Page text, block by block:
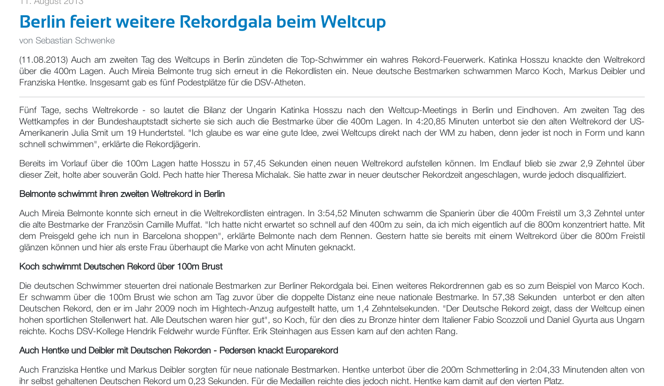
Berlin feiert weitere Rekordgala beim Weltcup
von Sebastian Schwenke
(11.08.2013) Auch am zweiten Tag des Weltcups in Berlin zündeten die Top-Schwimmer ein wahres Rekord-Feuerwerk. Katinka Hosszu knackte den Weltrekord
über die 400m Lagen. Auch Mireia Belmonte trug sich erneut in die Rekordlisten ein. Neue deutsche Bestmarken schwammen Marco Koch, Markus Deibler und
Franziska Hentke. Insgesamt gab es fünf Podestplätze für die DSV-Atheten.
Fünf Tage, sechs Weltrekorde - so lautet die Bilanz der Ungarin Katinka Hosszu nach den Weltcup-Meetings in Berlin und Eindhoven. Am zweiten Tag des
Wettkampfes in der Bundeshauptstadt sicherte sie sich auch die Bestmarke über die 400m Lagen. In 4:20,85 Minuten unterbot sie den alten Weltrekord der US-
Amerikanerin Julia Smit um 19 Hundertstel. "Ich glaube es war eine gute Idee, zwei Weltcups direkt nach der WM zu haben, denn jeder ist noch in Form und kann
schnell schwimmen", erklärte die Rekordjägerin.
Bereits im Vorlauf über die 100m Lagen hatte Hosszu in 57,45 Sekunden einen neuen Weltrekord aufstellen können. Im Endlauf blieb sie zwar 2,9 Zehntel über
dieser Zeit, holte aber souverän Gold. Pech hatte hier Theresa Michalak. Sie hatte zwar in neuer deutscher Rekordzeit angeschlagen, wurde jedoch disqualifiziert.
Belmonte schwimmt ihren zweiten Weltrekord in Berlin
Auch Mireia Belmonte konnte sich erneut in die Weltrekordlisten eintragen. In 3:54,52 Minuten schwamm die Spanierin über die 400m Freistil um 3,3 Zehntel unter
die alte Bestmarke der Französin Camille Muffat. "Ich hatte nicht erwartet so schnell auf den 400m zu sein, da ich mich eigentlich auf die 800m konzentriert hatte. Mit
dem Preisgeld gehe ich nun in Barcelona shoppen", erklärte Belmonte nach dem Rennen. Gestern hatte sie bereits mit einem Weltrekord über die 800m Freistil
glänzen können und hier als erste Frau überhaupt die Marke von acht Minuten geknackt.
Koch schwimmt Deutschen Rekord über 100m Brust
Die deutschen Schwimmer steuerten drei nationale Bestmarken zur Berliner Rekordgala bei. Einen weiteres Rekordrennen gab es so zum Beispiel von Marco Koch.
Er schwamm über die 100m Brust wie schon am Tag zuvor über die doppelte Distanz eine neue nationale Bestmarke. In 57,38 Sekunden unterbot er den alten
Deutschen Rekord, den er im Jahr 2009 noch im Hightech-Anzug aufgestellt hatte, um 1,4 Zehntelsekunden. "Der Deutsche Rekord zeigt, dass der Weltcup einen
hohen sportlichen Stellenwert hat. Alle Deutschen waren hier gut", so Koch, für den dies zu Bronze hinter dem Italiener Fabio Scozzoli und Daniel Gyurta aus Ungarn
reichte. Kochs DSV-Kollege Hendrik Feldwehr wurde Fünfter. Erik Steinhagen aus Essen kam auf den achten Rang.
Auch Hentke und Deibler mit Deutschen Rekorden - Pedersen knackt Europarekord
Auch Franziska Hentke und Markus Deibler sorgten für neue nationale Bestmarken. Hentke unterbot über die 200m Schmetterling in 2:04,33 Minutenden alten von
ihr selbst gehaltenen Deutschen Rekord um 0,23 Sekunden. Für die Medaillen reichte dies jedoch nicht. Hentke kam damit auf den vierten Platz.